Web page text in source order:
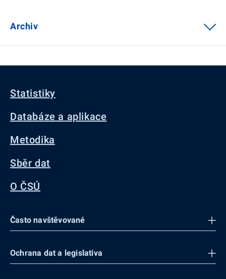
Archiv
Statistiky
Databáze a aplikace
Metodika
Sběr dat
O ČSÚ
Často navštěvované
Ochrana dat a legislativa